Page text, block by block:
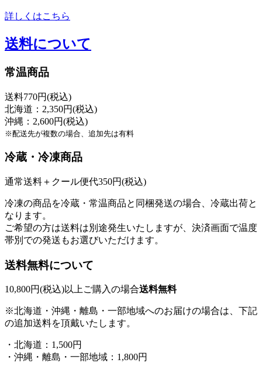
詳しくはこちら
送料について
常温商品
送料770円(税込)
北海道：2,350円(税込)
沖縄：2,600円(税込)
※配送先が複数の場合、追加先は有料
冷蔵・冷凍商品
通常送料＋クール便代350円(税込)
冷凍の商品を冷蔵・常温商品と同梱発送の場合、冷蔵出荷と
なります。
ご希望の方は送料は別途発生いたしますが、決済画面で温度
帯別での発送もお選びいただけます。
送料無料について
10,800円(税込)以上ご購入の場合送料無料
※北海道・沖縄・離島・一部地域へのお届けの場合は、下記
の追加送料を頂戴いたします。
・北海道：1,500円
・沖縄・離島・一部地域：1,800円